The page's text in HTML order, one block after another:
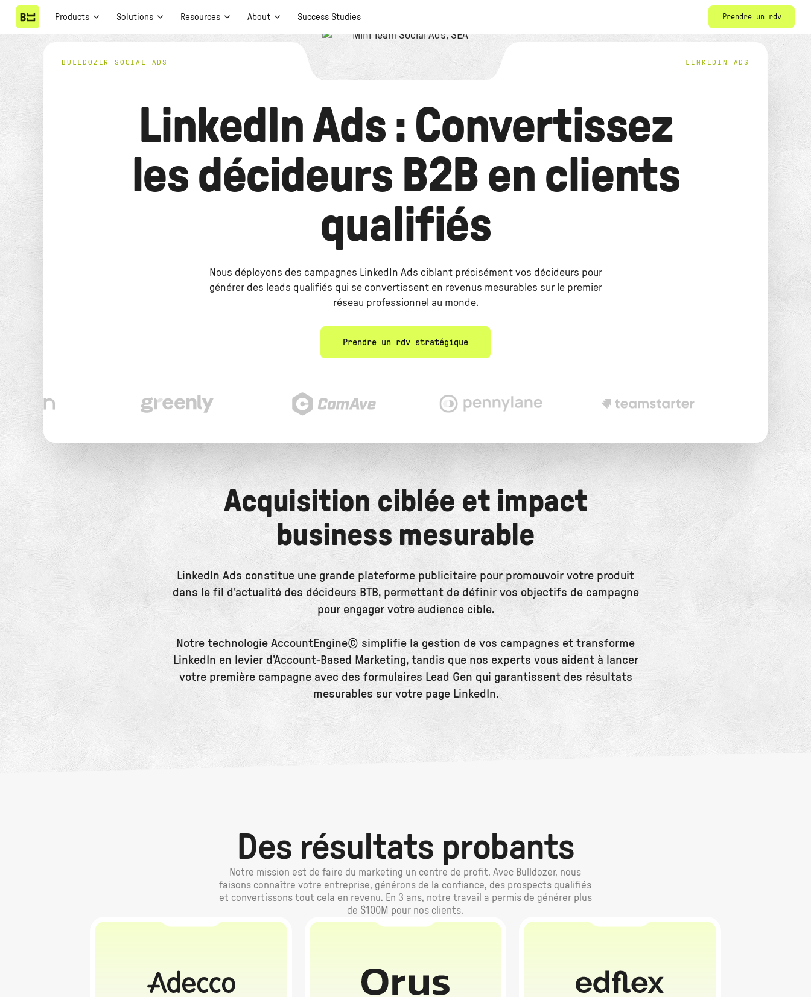
Products Solutions Resources About Success Studies Prendre un rdv
LINKEDIN ADS
BULLDOZER SOCIAL ADS
LinkedIn Ads : Convertissez
les décideurs B2B en clients
qualifiés
Nous déployons des campagnes LinkedIn Ads ciblant précisément vos décideurs pour
générer des leads qualifiés qui se convertissent en revenus mesurables sur le premier
réseau professionnel au monde.
Prendre un rdv stratégique
Acquisition ciblée et impact
business mesurable
LinkedIn Ads constitue une grande plateforme publicitaire pour promouvoir votre produit
dans le fil d'actualité des décideurs BTB, permettant de définir vos objectifs de campagne
pour engager votre audience cible.
Notre technologie AccountEngine© simplifie la gestion de vos campagnes et transforme
LinkedIn en levier d'Account-Based Marketing, tandis que nos experts vous aident à lancer
votre première campagne avec des formulaires Lead Gen qui garantissent des résultats
mesurables sur votre page LinkedIn.
Des résultats probants
Notre mission est de faire du marketing un centre de profit. Avec Bulldozer, nous
faisons connaître votre entreprise, générons de la confiance, des prospects qualifiés
et convertissons tout cela en revenu. En 3 ans, notre travail a permis de générer plus
de $100M pour nos clients.